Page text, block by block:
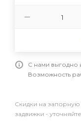
С нами выгодно
Возможность
Скидки на запорную
задвижки -